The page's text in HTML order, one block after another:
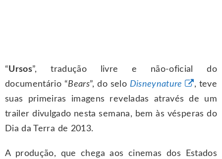
“Ursos”, tradução livre e não-oficial do
documentário “Bears”, do selo Disneynature
, teve
suas primeiras imagens reveladas através de um
trailer divulgado nesta semana, bem às vésperas do
Dia da Terra de 2013.
A produção, que chega aos cinemas dos Estados